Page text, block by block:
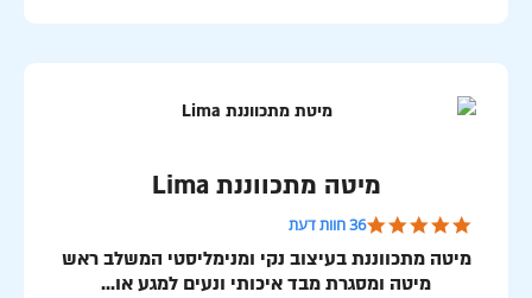
מיטה מתכווננת Lima
4.8 star rating
36 חוות דעת
מיטה מתכווננת בעיצוב נקי ומנימליסטי המשלב ראש
מיטה ומסגרת מבד איכותי ונעים למגע או...